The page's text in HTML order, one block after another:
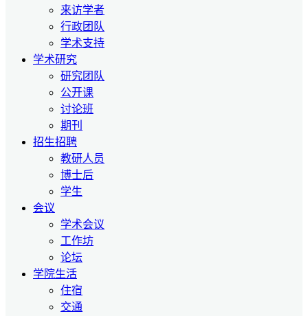
来访学者
行政团队
学术支持
学术研究
研究团队
公开课
讨论班
期刊
招生招聘
教研人员
博士后
学生
会议
学术会议
工作坊
论坛
学院生活
住宿
交通